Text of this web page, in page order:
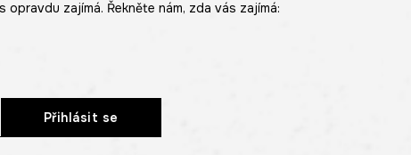
zajímá. Řekněte nám, zda vás zajímá:
Přihlásit se